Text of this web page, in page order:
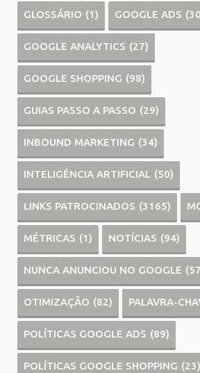
GLOSSÁRIO (1) GOOGLE ADS
GOOGLE ANALYTICS (27)
GOOGLE SHOPPING (98)
GUIAS PASSO A PASSO (29)
INBOUND MARKETING (34)
INTELIGÊNCIA ARTIFICIAL (50)
LINKS PATROCINADOS (3165)
MÉTRICAS (1) NOTÍCIAS (94)
NUNCA ANUNCIOU NO GOOGLE
OTIMIZAÇÃO (82) PALAVRA-
POLÍTICAS GOOGLE ADS (89)
POLÍTICAS GOOGLE SHOPPING (23)